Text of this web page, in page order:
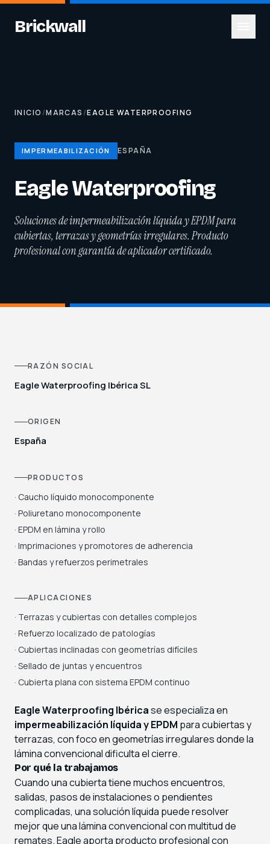
Brickwall
INICIO /MARCAS /EAGLE WATERPROOFING
IMPERMEABILIZACIÓN ESPAÑA
Eagle Waterproofing
Soluciones de impermeabilización líquida y EPDM para
cubiertas, terrazas y geometrías irregulares. Producto
profesional con garantía de aplicador certificado.
RAZÓN SOCIAL
Eagle Waterproofing Ibérica SL
ORIGEN
España
PRODUCTOS
· Caucho líquido monocomponente
· Poliuretano monocomponente
· EPDM en lámina y rollo
· Imprimaciones y promotores de adherencia
· Bandas y refuerzos perimetrales
APLICACIONES
· Terrazas y cubiertas con detalles complejos
· Refuerzo localizado de patologías
· Cubiertas inclinadas con geometrías difíciles
· Sellado de juntas y encuentros
· Cubierta plana con sistema EPDM continuo
Eagle Waterproofing Ibéricase especializa en
impermeabilización líquida y EPDM para cubiertas y
terrazas, con foco en geometrías irregulares donde la
lámina convencional dificulta el cierre.
Por qué la trabajamos
Cuando una cubierta tiene muchos encuentros,
salidas, pasos de instalaciones o pendientes
complicadas, una solución líquida puede resolver
mejor que una lámina convencional con multitud de
remates. Eagle aporta producto profesional con